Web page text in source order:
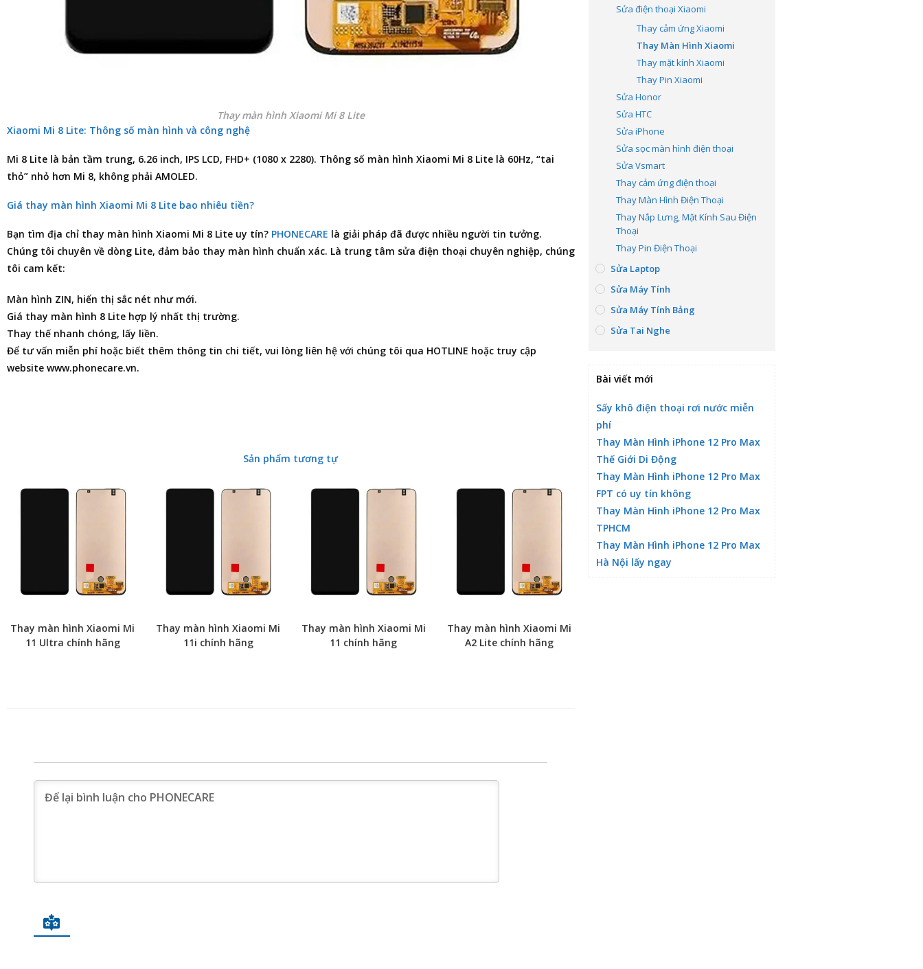
Thay màn hình Xiaomi Mi 8 Lite
Xiaomi Mi 8 Lite: Thông số màn hình và công nghệ
Mi 8 Lite là bản tầm trung, 6.26 inch, IPS LCD, FHD+ (1080 x 2280). Thông số màn hình Xiaomi Mi 8 Lite là 60Hz, “tai
thỏ” nhỏ hơn Mi 8, không phải AMOLED.
Giá thay màn hình Xiaomi Mi 8 Lite bao nhiêu tiền?
Bạn tìm địa chỉ thay màn hình Xiaomi Mi 8 Lite uy tín? PHONECARE là giải pháp đã được nhiều người tin tưởng.
Chúng tôi chuyên về dòng Lite, đảm bảo thay màn hình chuẩn xác. Là trung tâm sửa điện thoại chuyên nghiệp, chúng
tôi cam kết:
Màn hình ZIN, hiển thị sắc nét như mới.
Giá thay màn hình 8 Lite hợp lý nhất thị trường.
Thay thế nhanh chóng, lấy liền.
Để tư vấn miễn phí hoặc biết thêm thông tin chi tiết, vui lòng liên hệ với chúng tôi qua HOTLINE hoặc truy cập
website www.phonecare.vn.
Sản phẩm tương tự
Thay màn hình Xiaomi Mi
11 Ultra chính hãng
Thay màn hình Xiaomi Mi
11i chính hãng
Thay màn hình Xiaomi Mi
11 chính hãng
Thay màn hình Xiaomi Mi
A2 Lite chính hãng
Sửa điện thoại Xiaomi
Thay cảm ứng Xiaomi
Thay Màn Hình Xiaomi
Thay mặt kính Xiaomi
Thay Pin Xiaomi
Sửa Honor
Sửa HTC
Sửa iPhone
Sửa sọc màn hình điện thoại
Sửa Vsmart
Thay cảm ứng điện thoại
Thay Màn Hình Điện Thoại
Thay Nắp Lưng, Mặt Kính Sau Điện
Thoại
Thay Pin Điện Thoại
Sửa Laptop
Sửa Máy Tính
Sửa Máy Tính Bảng
Sửa Tai Nghe
Bài viết mới
Sấy khô điện thoại rơi nước miễn
phí
Thay Màn Hình iPhone 12 Pro Max
Thế Giới Di Động
Thay Màn Hình iPhone 12 Pro Max
FPT có uy tín không
Thay Màn Hình iPhone 12 Pro Max
TPHCM
Thay Màn Hình iPhone 12 Pro Max
Hà Nội lấy ngay